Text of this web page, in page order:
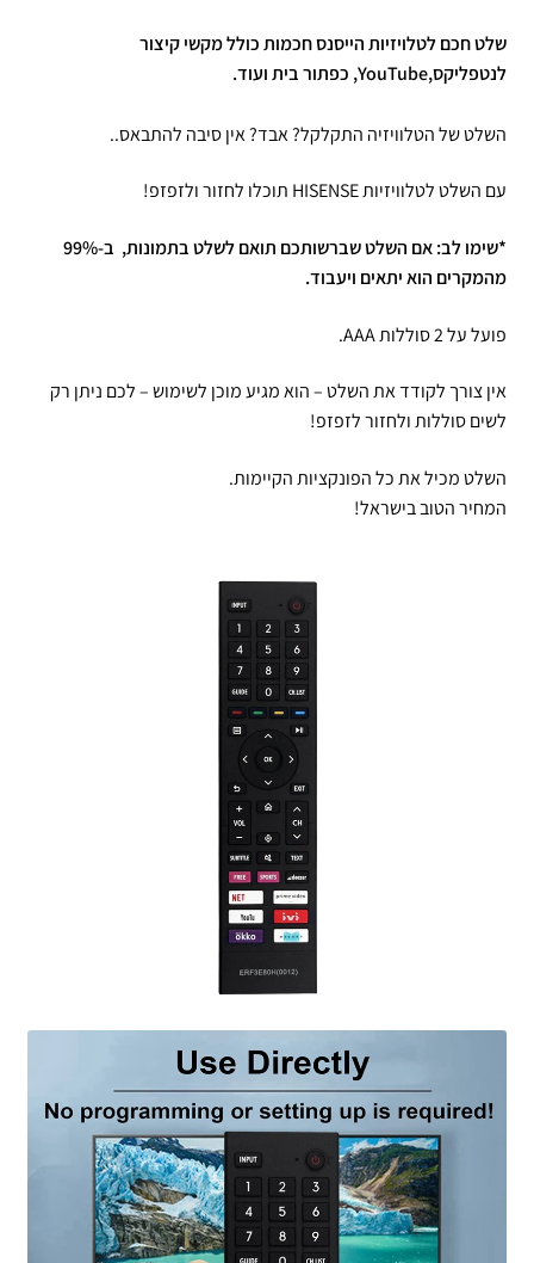
שלט חכם לטלויזיות הייסנס חכמות כולל מקשי קיצור
לנטפליקס,YouTube, כפתור בית ועוד.
השלט של הטלוויזיה התקלקל? אבד? אין סיבה להתבאס..
עם השלט לטלוויזיות HISENSE תוכלו לחזור ולזפזפ!
*שימו לב: אם השלט שברשותכם תואם לשלט בתמונות, ב-99%
מהמקרים הוא יתאים ויעבוד.
פועל על 2 סוללות AAA.
אין צורך לקודד את השלט – הוא מגיע מוכן לשימוש – לכם ניתן רק
לשים סוללות ולחזור לזפזפ!
השלט מכיל את כל הפונקציות הקיימות.
המחיר הטוב בישראל!